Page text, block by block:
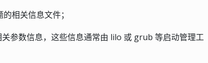
相关信息文件；
参数信息，这些信息通常由 lilo 或 grub 等启动管理工